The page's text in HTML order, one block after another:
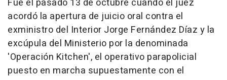
acordó la apertura de juicio oral contra el
exministro del Interior Jorge Fernández Díaz y la
excúpula del Ministerio por la denominada
'Operación Kitchen', el operativo parapolicial
puesto en marcha supuestamente con el